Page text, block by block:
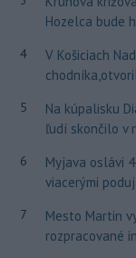
Hozelca bude
4
V Košiciach
5
Na kúpalisku
ľudí skončilo v
6
Myjava oslávi
viacerými
7
Mesto Martin
rozpracované